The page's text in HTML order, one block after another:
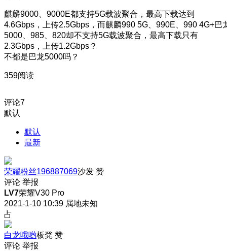
麒麟9000、9000E都支持5G载波聚合，最高下载达到
4.6Gbps，上传2.5Gbps，而麒麟990 5G、990E、990 4G+巴
5000、985、820却不支持5G载波聚合，最高下载只有
2.3Gbps，上传1.2Gbps？
不都是巴龙5000吗？
359阅读
评论7
默认
默认
最新
荣耀粉丝196887069沙发 赞
评论 举报
LV7荣耀V30 Pro
2021-1-10 10:39 属地未知
占
白龙哦哟板凳 赞
评论 举报